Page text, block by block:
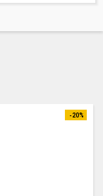
-20%